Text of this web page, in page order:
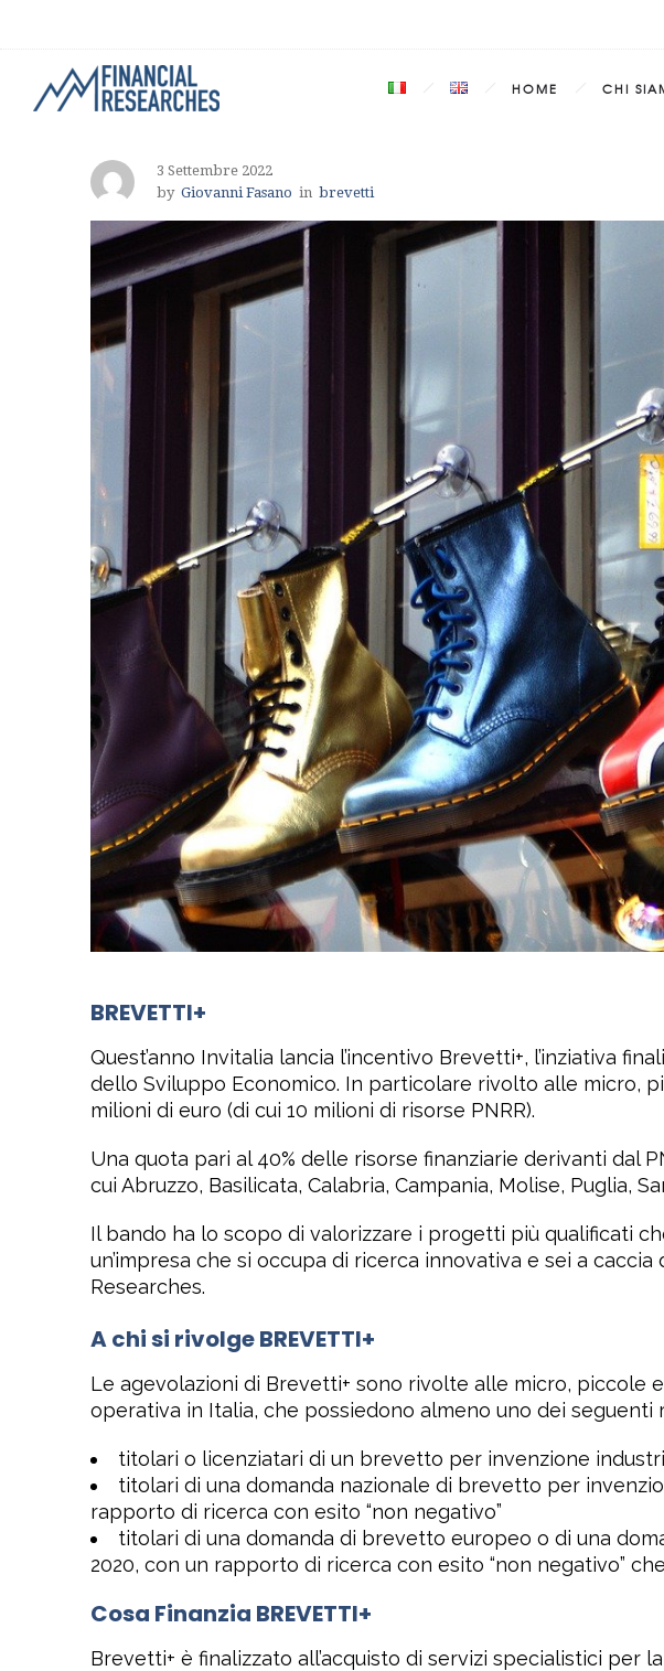
HOME CHI
3 Settembre 2022
by Giovanni Fasano in brevetti
BREVETTI+
Quest’anno Invitalia lancia l’incentivo Brevetti+, l’inziativa
dello Sviluppo Economico. In particolare rivolto alle micro,
milioni di euro (di cui 10 milioni di risorse PNRR).
Una quota pari al 40% delle risorse finanziarie derivanti dal
cui Abruzzo, Basilicata, Calabria, Campania, Molise, Puglia,
Il bando ha lo scopo di valorizzare i progetti più qualificati
un’impresa che si occupa di ricerca innovativa e sei a
Researches.
A chi si rivolgeBREVETTI+
Le agevolazioni di Brevetti+ sono rivolte alle micro, piccole
operativa in Italia, che possiedono almeno uno dei seguenti
titolari o licenziatari di un brevetto per invenzione
titolari di una domanda nazionale di brevetto per
rapporto di ricerca con esito “non negativo”
titolari di una domanda di brevetto europeo o di una
2020, con un rapporto di ricerca con esito “non negativo”
Cosa Finanzia BREVETTI+
Brevetti+ è finalizzato all’acquisto di servizi specialistici